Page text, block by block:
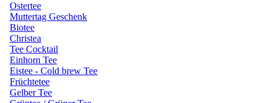
Ostertee
Muttertag Geschenk
Biotee
Christea
Tee Cocktail
Einhorn Tee
Eistee - Cold brew Tee
Früchtetee
Gelber Tee